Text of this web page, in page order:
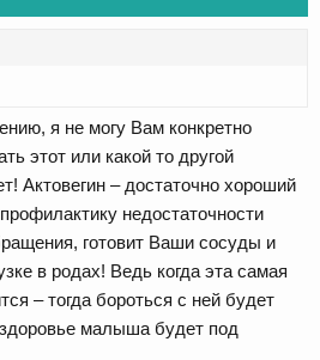
я не могу Вам конкретно
этот или какой то другой
Актовегин – достаточно хороший
недостаточности
готовит Ваши сосуды и
в родах! Ведь когда эта самая
– тогда бороться с ней будет
малыша будет под